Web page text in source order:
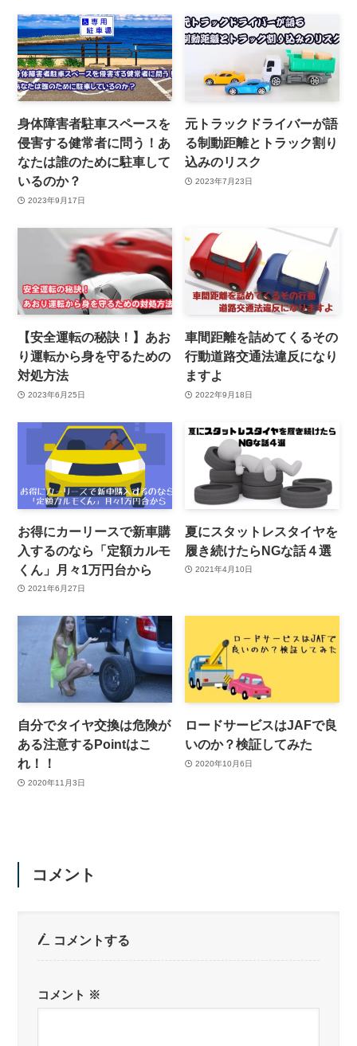
身体障害者駐車スペースを
侵害する健常者に問う！あ
なたは誰のために駐車して
いるのか？
2023年9月17日
元トラックドライバーが語
る制動距離とトラック割り
込みのリスク
2023年7月23日
【安全運転の秘訣！】あお
り運転から身を守るための
対処方法
2023年6月25日
車間距離を詰めてくるその
行動道路交通法違反になり
ますよ
2022年9月18日
お得にカーリースで新車購
入するのなら「定額カルモ
くん」月々1万円台から
2021年6月27日
夏にスタットレスタイヤを
履き続けたらNGな話４選
2021年4月10日
自分でタイヤ交換は危険が
ある注意するPointはこ
れ！！
2020年11月3日
ロードサービスはJAFで良
いのか？検証してみた
2020年10月6日
コメント
コメントする
コメント ※